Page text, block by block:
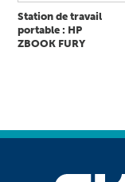
Station de travail
portable : HP
ZBOOK FURY